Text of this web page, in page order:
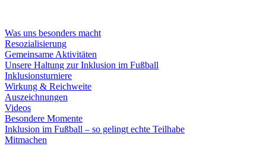
Was uns besonders macht
Resozialisierung
Gemeinsame Aktivitäten
Unsere Haltung zur Inklusion im Fußball
Inklusionsturniere
Wirkung & Reichweite
Auszeichnungen
Videos
Besondere Momente
Inklusion im Fußball – so gelingt echte Teilhabe
Mitmachen